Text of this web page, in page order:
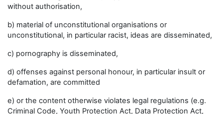
without authorisation,
b) material of unconstitutional organisations or
unconstitutional, in particular racist, ideas are disseminated,
c) pornography is disseminated,
d) offenses against personal honour, in particular insult or
defamation, are committed
e) or the content otherwise violates legal regulations (e.g.
Criminal Code, Youth Protection Act, Data Protection Act,